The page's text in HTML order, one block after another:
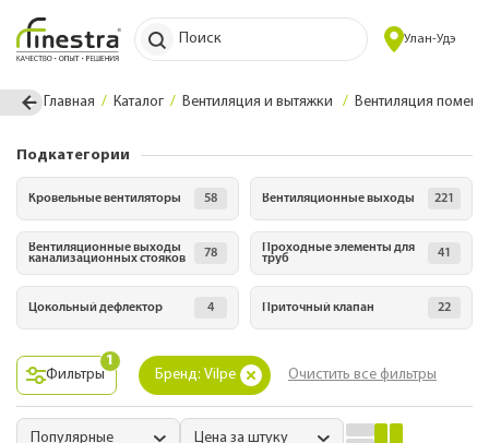
Поиск Улан-Удэ
Главная Каталог Вентиляция и вытяжки Вентиляция
Подкатегории
Кровельные вентиляторы 58 Вентиляционные выходы 221
Вентиляционные выходы
канализационных стояков
78
Проходные элементы для
труб
41
Цокольный дефлектор 4 Приточный клапан 22
Фильтры
1
Бренд: Vilpe
Очистить все фильтры
Популярные Цена за штуку